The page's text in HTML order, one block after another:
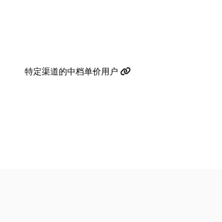
特定渠道的中档单价用户